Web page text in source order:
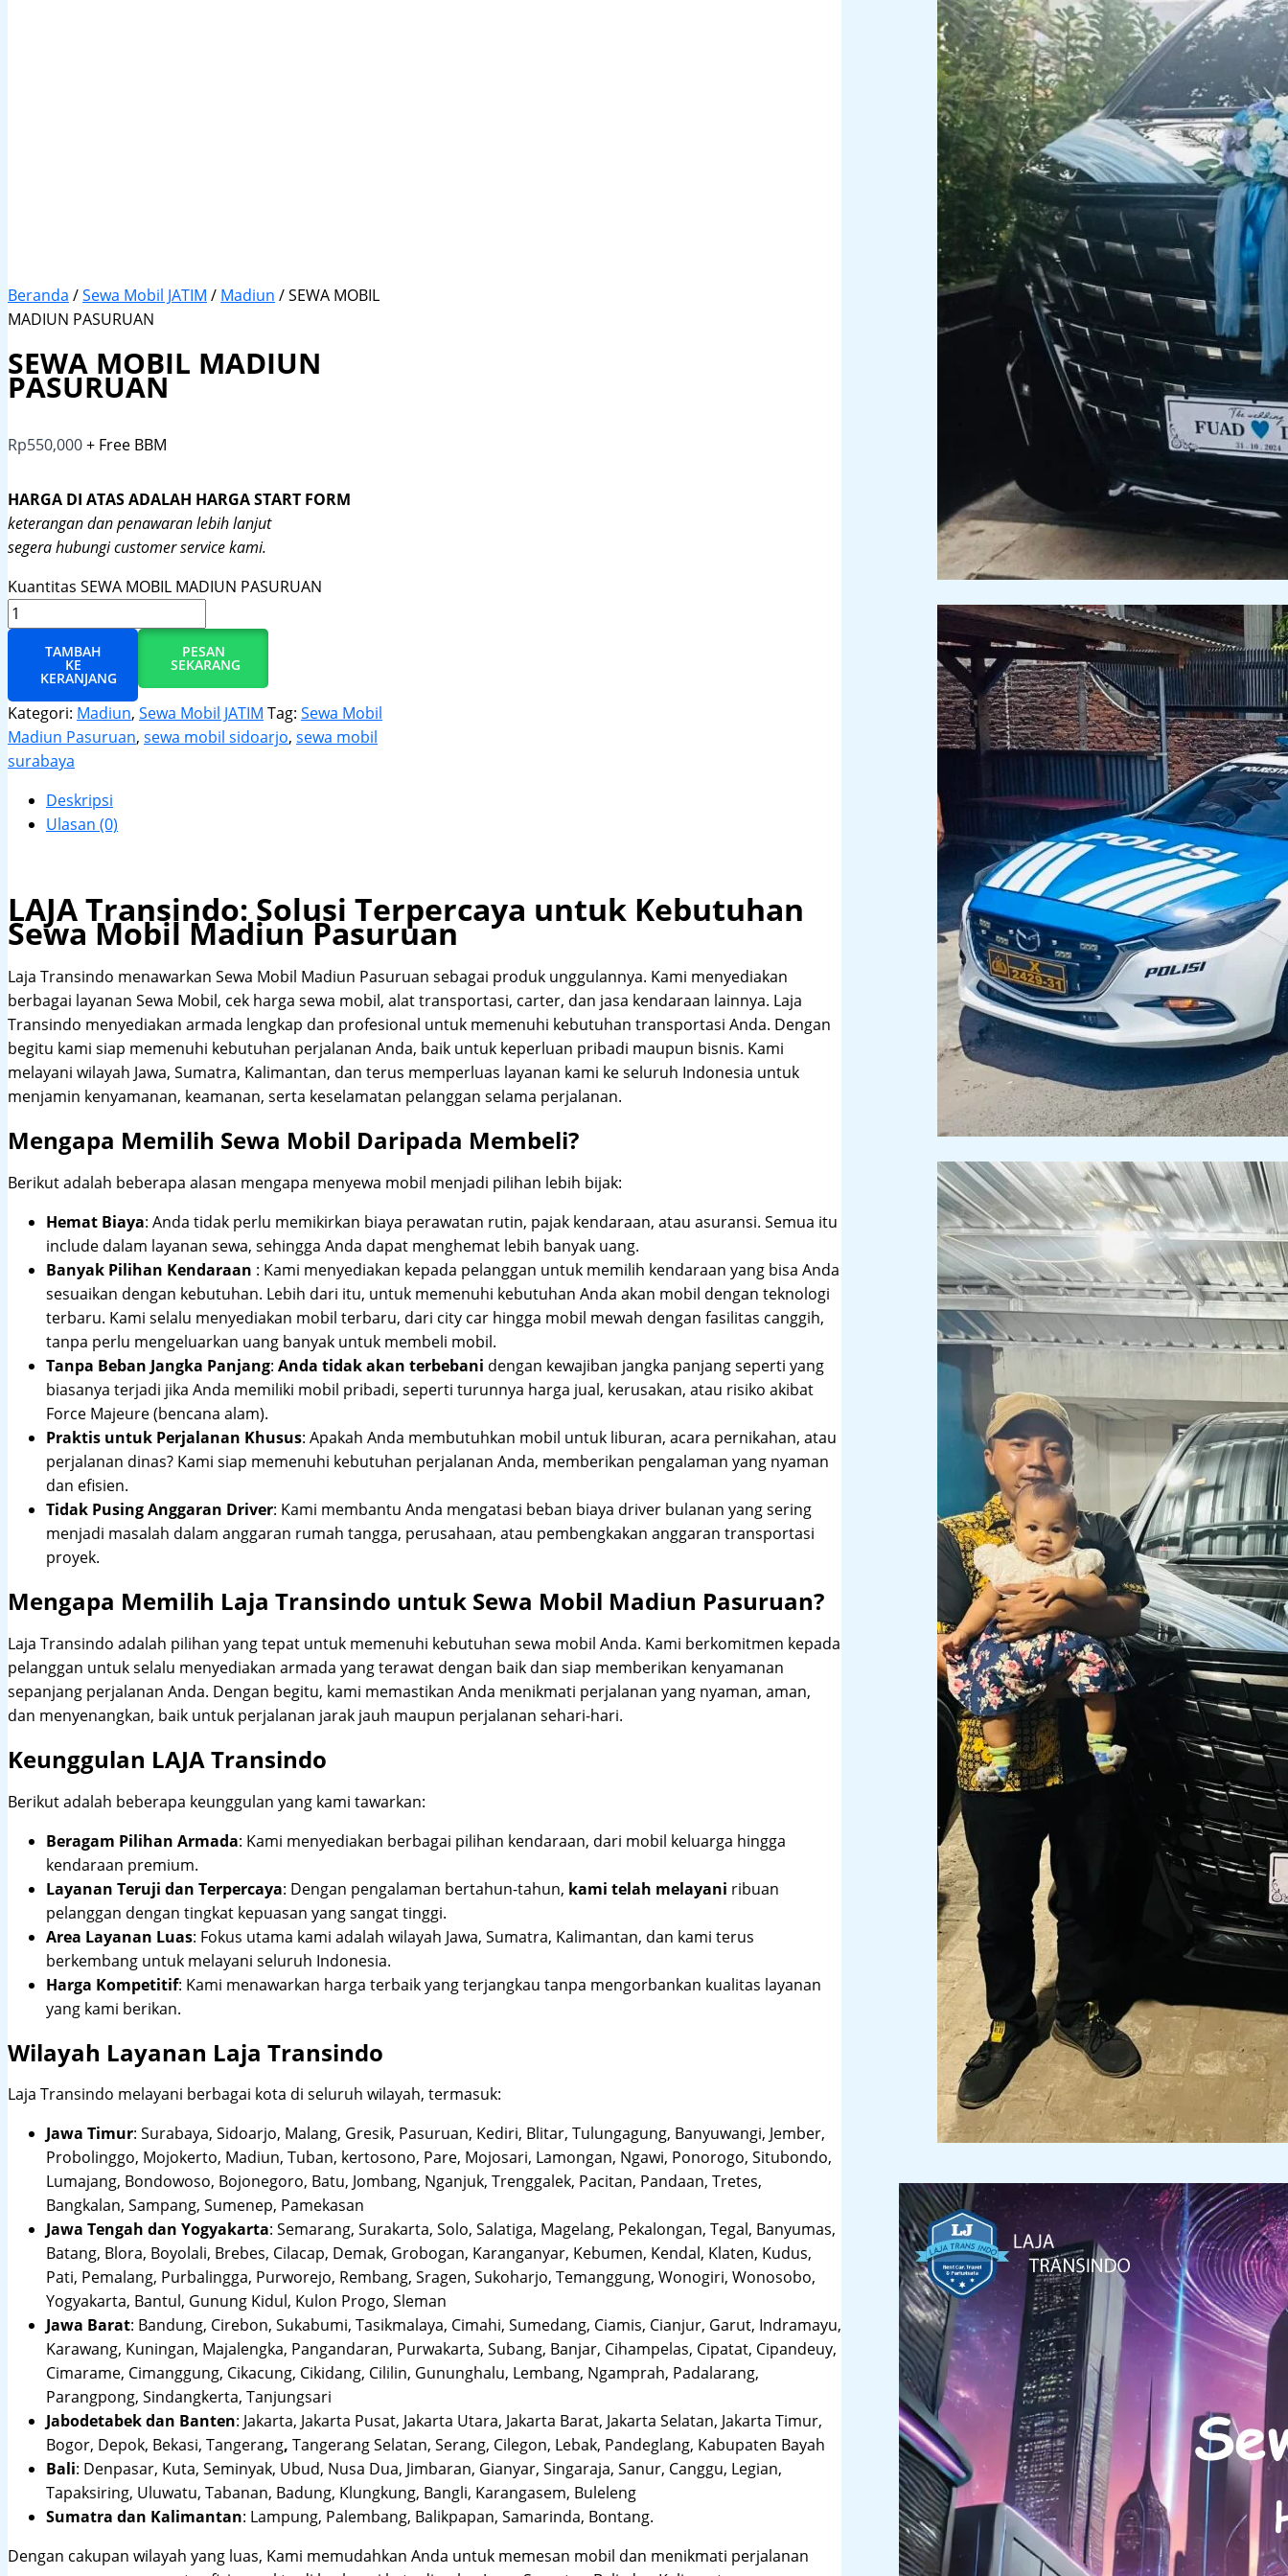
Beranda /Sewa Mobil JATIM / Madiun / SEWA MOBIL
MADIUN PASURUAN
SEWA MOBIL MADIUN
PASURUAN
Rp550,000+ Free BBM
HARGA DI ATAS ADALAH HARGA START FORM
keterangan dan penawaran lebih lanjut
segera hubungi customer service kami.
Kuantitas SEWA MOBIL MADIUN PASURUAN
TAMBAH
KE
KERANJANG
PESAN
SEKARANG
Kategori: Madiun, Sewa Mobil JATIM Tag: Sewa Mobil
Madiun Pasuruan, sewa mobil sidoarjo, sewa mobil
surabaya
Deskripsi
Ulasan (0)
LAJA Transindo: Solusi Terpercaya untuk Kebutuhan
Sewa Mobil Madiun Pasuruan
Laja Transindo menawarkan Sewa Mobil Madiun Pasuruan sebagai produk unggulannya. Kami menyediakan
berbagai layanan Sewa Mobil, cek harga sewa mobil, alat transportasi, carter, dan jasa kendaraan lainnya. Laja
Transindo menyediakan armada lengkap dan profesional untuk memenuhi kebutuhan transportasi Anda. Dengan
begitu kami siap memenuhi kebutuhan perjalanan Anda, baik untuk keperluan pribadi maupun bisnis. Kami
melayani wilayah Jawa, Sumatra, Kalimantan, dan terus memperluas layanan kami ke seluruh Indonesia untuk
menjamin kenyamanan, keamanan, serta keselamatan pelanggan selama perjalanan.
Mengapa Memilih Sewa Mobil Daripada Membeli?
Berikut adalah beberapa alasan mengapa menyewa mobil menjadi pilihan lebih bijak:
Hemat Biaya: Anda tidak perlu memikirkan biaya perawatan rutin, pajak kendaraan, atau asuransi. Semua itu
include dalam layanan sewa, sehingga Anda dapat menghemat lebih banyak uang.
Banyak Pilihan Kendaraan : Kami menyediakan kepada pelanggan untuk memilih kendaraan yang bisa Anda
sesuaikan dengan kebutuhan. Lebih dari itu, untuk memenuhi kebutuhan Anda akan mobil dengan teknologi
terbaru. Kami selalu menyediakan mobil terbaru, dari city car hingga mobil mewah dengan fasilitas canggih,
tanpa perlu mengeluarkan uang banyak untuk membeli mobil.
Tanpa Beban Jangka Panjang: Anda tidak akan terbebani dengan kewajiban jangka panjang seperti yang
biasanya terjadi jika Anda memiliki mobil pribadi, seperti turunnya harga jual, kerusakan, atau risiko akibat
Force Majeure (bencana alam).
Praktis untuk Perjalanan Khusus: Apakah Anda membutuhkan mobil untuk liburan, acara pernikahan, atau
perjalanan dinas? Kami siap memenuhi kebutuhan perjalanan Anda, memberikan pengalaman yang nyaman
dan efisien.
Tidak Pusing Anggaran Driver: Kami membantu Anda mengatasi beban biaya driver bulanan yang sering
menjadi masalah dalam anggaran rumah tangga, perusahaan, atau pembengkakan anggaran transportasi
proyek.
Mengapa Memilih Laja Transindo untuk Sewa Mobil Madiun Pasuruan?
Laja Transindo adalah pilihan yang tepat untuk memenuhi kebutuhan sewa mobil Anda. Kami berkomitmen kepada
pelanggan untuk selalu menyediakan armada yang terawat dengan baik dan siap memberikan kenyamanan
sepanjang perjalanan Anda. Dengan begitu, kami memastikan Anda menikmati perjalanan yang nyaman, aman,
dan menyenangkan, baik untuk perjalanan jarak jauh maupun perjalanan sehari-hari.
Keunggulan LAJA Transindo
Berikut adalah beberapa keunggulan yang kami tawarkan:
Beragam Pilihan Armada: Kami menyediakan berbagai pilihan kendaraan, dari mobil keluarga hingga
kendaraan premium.
Layanan Teruji dan Terpercaya: Dengan pengalaman bertahun-tahun, kami telah melayani ribuan
pelanggan dengan tingkat kepuasan yang sangat tinggi.
Area Layanan Luas: Fokus utama kami adalah wilayah Jawa, Sumatra, Kalimantan, dan kami terus
berkembang untuk melayani seluruh Indonesia.
Harga Kompetitif: Kami menawarkan harga terbaik yang terjangkau tanpa mengorbankan kualitas layanan
yang kami berikan.
Wilayah Layanan Laja Transindo
Laja Transindo melayani berbagai kota di seluruh wilayah, termasuk:
Jawa Timur: Surabaya, Sidoarjo, Malang, Gresik, Pasuruan, Kediri, Blitar, Tulungagung, Banyuwangi, Jember,
Probolinggo, Mojokerto, Madiun, Tuban, kertosono, Pare, Mojosari, Lamongan, Ngawi, Ponorogo, Situbondo,
Lumajang, Bondowoso, Bojonegoro, Batu, Jombang, Nganjuk, Trenggalek, Pacitan, Pandaan, Tretes,
Bangkalan, Sampang, Sumenep, Pamekasan
Jawa Tengah dan Yogyakarta: Semarang, Surakarta, Solo, Salatiga, Magelang, Pekalongan, Tegal, Banyumas,
Batang, Blora, Boyolali, Brebes, Cilacap, Demak, Grobogan, Karanganyar, Kebumen, Kendal, Klaten, Kudus,
Pati, Pemalang, Purbalingga, Purworejo, Rembang, Sragen, Sukoharjo, Temanggung, Wonogiri, Wonosobo,
Yogyakarta, Bantul, Gunung Kidul, Kulon Progo, Sleman
Jawa Barat: Bandung, Cirebon, Sukabumi, Tasikmalaya, Cimahi, Sumedang, Ciamis, Cianjur, Garut, Indramayu,
Karawang, Kuningan, Majalengka, Pangandaran, Purwakarta, Subang, Banjar, Cihampelas, Cipatat, Cipandeuy,
Cimarame, Cimanggung, Cikacung, Cikidang, Cililin, Gununghalu, Lembang, Ngamprah, Padalarang,
Parangpong, Sindangkerta, Tanjungsari
Jabodetabek dan Banten: Jakarta, Jakarta Pusat, Jakarta Utara, Jakarta Barat, Jakarta Selatan, Jakarta Timur,
Bogor, Depok, Bekasi, Tangerang, Tangerang Selatan, Serang, Cilegon, Lebak, Pandeglang, Kabupaten Bayah
Bali: Denpasar, Kuta, Seminyak, Ubud, Nusa Dua, Jimbaran, Gianyar, Singaraja, Sanur, Canggu, Legian,
Tapaksiring, Uluwatu, Tabanan, Badung, Klungkung, Bangli, Karangasem, Buleleng
Sumatra dan Kalimantan: Lampung, Palembang, Balikpapan, Samarinda, Bontang.
Dengan cakupan wilayah yang luas, Kami memudahkan Anda untuk memesan mobil dan menikmati perjalanan